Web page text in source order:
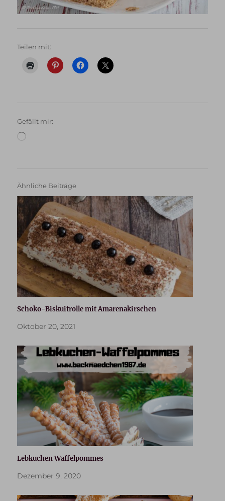
Teilen mit:
Gefällt mir:
Ähnliche Beiträge
Schoko-Biskuitrolle mit Amarenakirschen
Oktober 20, 2021
Lebkuchen Waffelpommes
Dezember 9, 2020